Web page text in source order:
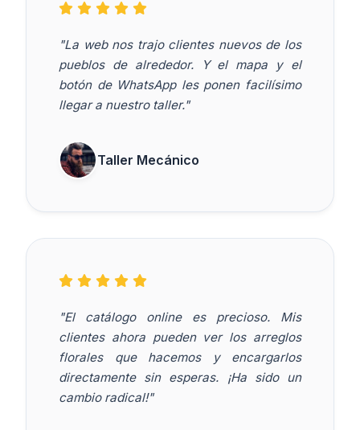
"La web nos trajo clientes nuevos de los
pueblos de alrededor. Y el mapa y el
botón de WhatsApp les ponen facilísimo
llegar a nuestro taller."
Taller Mecánico
"El catálogo online es precioso. Mis
clientes ahora pueden ver los arreglos
florales que hacemos y encargarlos
directamente sin esperas. ¡Ha sido un
cambio radical!"